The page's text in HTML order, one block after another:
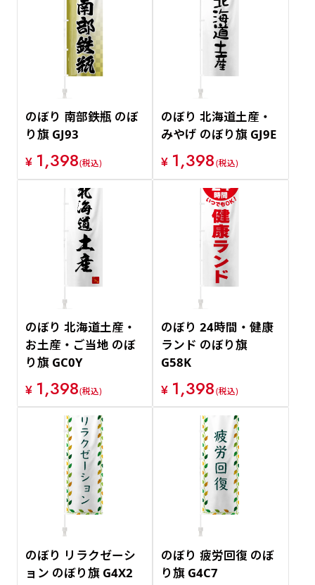
のぼり 南部鉄瓶 のぼ
り旗 GJ93
¥ 1,398(税込)
のぼり 北海道土産・
みやげ のぼり旗 GJ9E
¥ 1,398(税込)
のぼり 北海道土産・
お土産・ご当地 のぼ
り旗 GC0Y
¥ 1,398(税込)
のぼり 24時間・健康
ランド のぼり旗
G58K
¥ 1,398(税込)
のぼり リラクゼーシ
ョン のぼり旗 G4X2
のぼり 疲労回復 のぼ
り旗 G4C7